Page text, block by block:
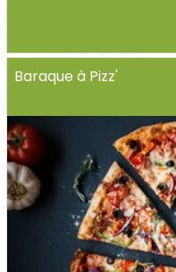
Baraque à Pizz'